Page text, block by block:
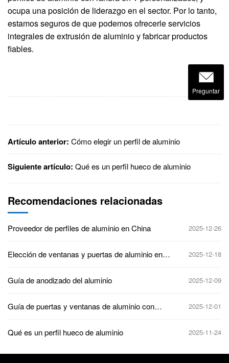
ocupa una posición de liderazgo en el sector. Por lo tanto,
estamos seguros de que podemos ofrecerle servicios
integrales de extrusión de aluminio y fabricar productos
fiables.
Artículo anterior: Cómo elegir un perfil de aluminio
Siguiente artículo: Qué es un perfil hueco de aluminio
Recomendaciones relacionadas
Proveedor de perfiles de aluminio en China 2025-12-26
Elección de ventanas y puertas de aluminio en
2025-12-18
Guía de anodizado del aluminio 2025-12-09
Guía de puertas y ventanas de aluminio con
2025-12-01
Qué es un perfil hueco de aluminio 2025-11-24
Preguntar